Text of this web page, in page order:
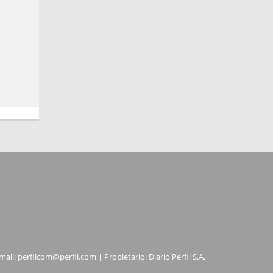
perfilcom@perfil.com | Propietario: Diario Perfil S.A.